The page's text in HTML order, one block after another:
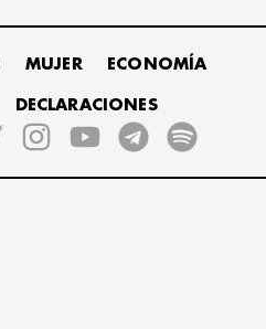
MUJER ECONOMÍA
DECLARACIONES